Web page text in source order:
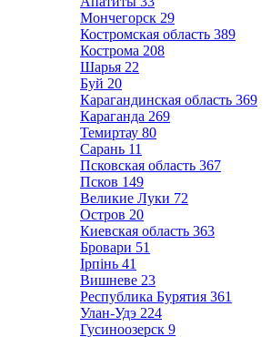
Мончегорск 29
Костромская область 389
Кострома 208
Шарья 22
Буй 20
Карагандинская область 369
Караганда 269
Темиртау 80
Сарань 11
Псковская область 367
Псков 149
Великие Луки 72
Остров 20
Киевская область 363
Бровари 51
Ірпінь 41
Вишневе 23
Республика Бурятия 361
Улан-Удэ 224
Гусиноозерск 9